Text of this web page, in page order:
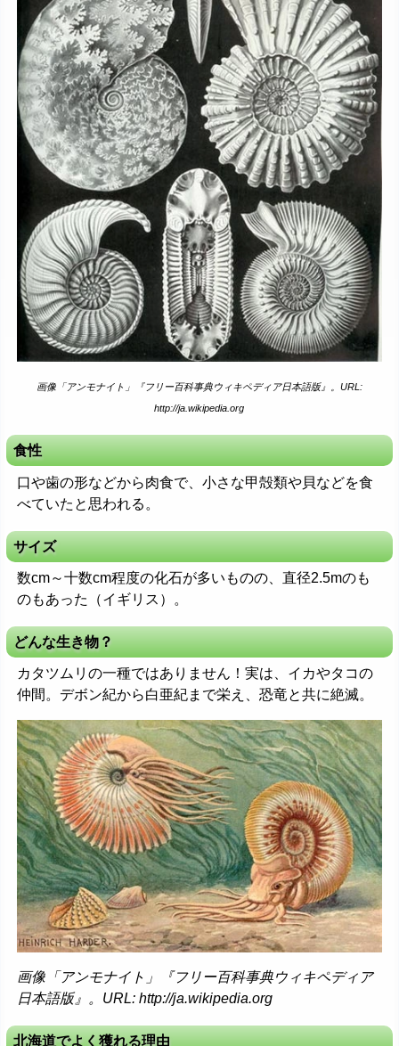
画像「アンモナイト」『フリー百科事典ウィキペディア日本語版』。URL:
http://ja.wikipedia.org
食性
口や歯の形などから肉食で、小さな甲殻類や貝などを食
べていたと思われる。
サイズ
数cm～十数cm程度の化石が多いものの、直径2.5mのも
のもあった（イギリス）。
どんな生き物？
カタツムリの一種ではありません！実は、イカやタコの
仲間。デボン紀から白亜紀まで栄え、恐竜と共に絶滅。
画像「アンモナイト」『フリー百科事典ウィキペディア
日本語版』。URL: http://ja.wikipedia.org
北海道でよく獲れる理由